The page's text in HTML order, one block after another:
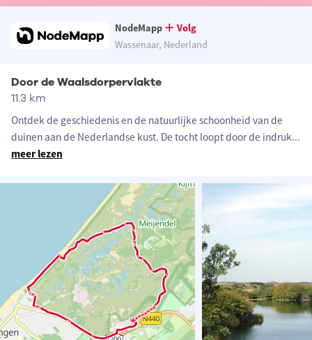
NodeMapp
Volg
Wassenaar, Nederland
Door de Waalsdorpervlakte
11.3 km
Ontdek de geschiedenis en de natuurlijke schoonheid van de
duinen aan de Nederlandse kust. De tocht loopt door de indruk...
meer lezen